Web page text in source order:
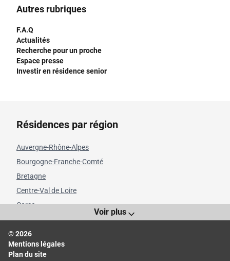
Autres rubriques
F.A.Q
Actualités
Recherche pour un proche
Espace presse
Investir en résidence senior
Résidences par région
Auvergne-Rhône-Alpes
Bourgogne-Franche-Comté
Bretagne
Centre-Val de Loire
Corse
Grand Est
Hauts-de-France
Île-de-France
Voir plus
© 2026
Mentions légales
Plan du site